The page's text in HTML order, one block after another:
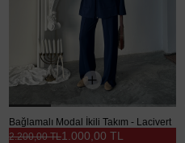
Bağlamalı Modal İkili Takım - Lacivert
1.000,00 TL
2.200,00 TL